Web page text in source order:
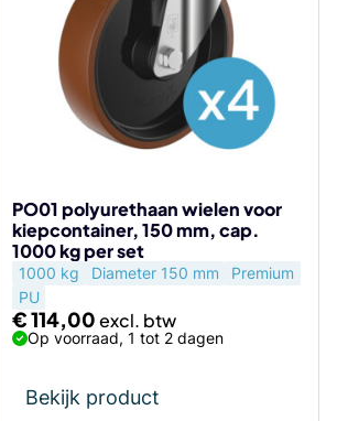
PO01 polyurethaan wielen voor
kiepcontainer, 150 mm, cap.
1000 kg per set
1000 kg Diameter 150 mm
Premium
PU
€114,00
Op voorraad, 1 tot 2 dagen
Bekijk product